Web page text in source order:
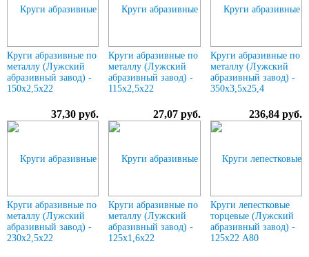
Круги абразивные по
металлу (Лужский
абразивный завод) -
150х2,5х22
37,30 руб.
Круги абразивные по
металлу (Лужский
абразивный завод) -
115х2,5х22
27,07 руб.
Круги абразивные по
металлу (Лужский
абразивный завод) -
350х3,5х25,4
236,84 руб.
Круги абразивные по
металлу (Лужский
абразивный завод) -
230х2,5х22
Круги абразивные по
металлу (Лужский
абразивный завод) -
125х1,6х22
Круги лепестковые
торцевые (Лужский
абразивный завод) -
125х22 А80